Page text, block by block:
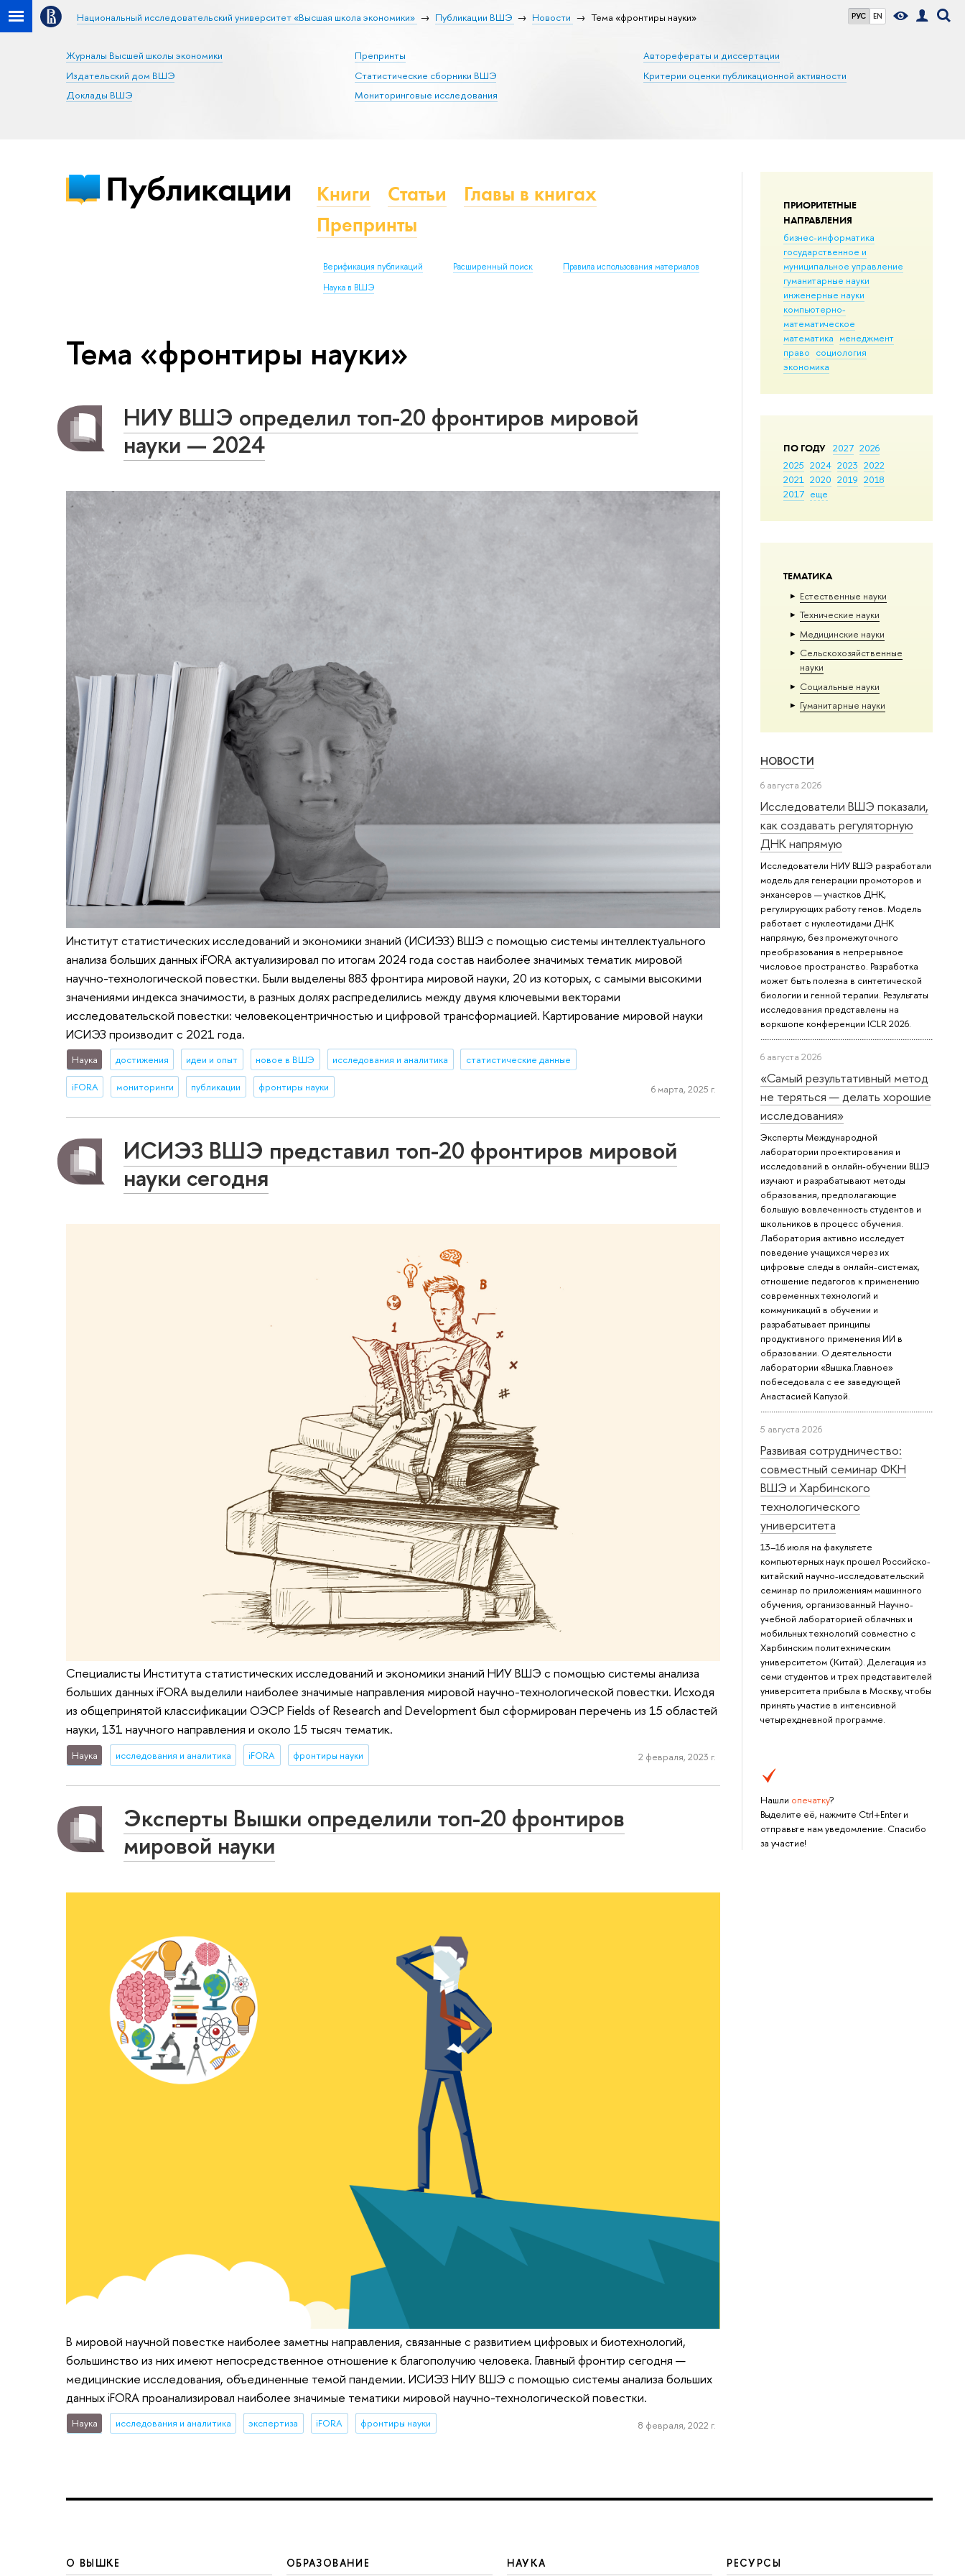
РУС EN
Национальный исследовательский университет «Высшая школа экономики» Публикации ВШЭ Новости Тема «фронтиры науки»
Журналы Высшей школы экономики
Издательский дом ВШЭ
Доклады ВШЭ
Препринты
Статистические сборники ВШЭ
Мониторинговые исследования
Авторефераты и диссертации
Критерии оценки публикационной активности
ПРИОРИТЕТНЫЕ
НАПРАВЛЕНИЯ
бизнес-информатика
государственное и
муниципальное управление
гуманитарные науки
инженерные науки
компьютерно-
математическое
математика менеджмент
право социология
экономика
ПО ГОДУ 2027 2026
2025 2024 2023 2022
2021 2020 2019 2018
2017 еще
ТЕМАТИКА
Естественные науки
Тех­ничес­кие науки
Медицинские науки
Сельскохозяйственные
науки
Социальные науки
Гуманитарные науки
НОВОСТИ
6 августа 2026
Исследователи ВШЭ показали,
как создавать регуляторную
ДНК напрямую
Исследователи НИУ ВШЭ разработали
модель для генерации промоторов и
энхансеров — участков ДНК,
регулирующих работу генов. Модель
работает с нуклеотидами ДНК
напрямую, без промежуточного
преобразования в непрерывное
числовое пространство. Разработка
может быть полезна в синтетической
биологии и генной терапии. Результаты
исследования представлены на
воркшопе конференции ICLR 2026.
6 августа 2026
«Самый результативный метод
не теряться — делать хорошие
исследования»
Эксперты Международной
лаборатории проектирования и
исследований в онлайн-обучении ВШЭ
изучают и разрабатывают методы
образования, предполагающие
большую вовлеченность студентов и
школьников в процесс обучения.
Лаборатория активно исследует
поведение учащихся через их
цифровые следы в онлайн-системах,
отношение педагогов к применению
современных технологий и
коммуникаций в обучении и
разрабатывает принципы
продуктивного применения ИИ в
образовании. О деятельности
лаборатории «Вышка.Главное»
побеседовала с ее заведующей
Анастасией Капузой.
5 августа 2026
Развивая сотрудничество:
совместный семинар ФКН
ВШЭ и Харбинского
технологического
университета
13–16 июля на факультете
компьютерных наук прошел Российско-
китайский научно-исследовательский
семинар по приложениям машинного
обучения, организованный Научно-
учебной лабораторией облачных и
мобильных технологий совместно с
Харбинским политехническим
университетом (Китай). Делегация из
семи студентов и трех представителей
университета прибыла в Москву, чтобы
принять участие в интенсивной
четырехдневной программе.
Нашли опечатку?
Выделите её, нажмите Ctrl+Enter и
отправьте нам уведомление. Спасибо
за участие!
Публикации Книги Статьи
Главы в книгах
Препринты
Верификация публикаций Расширенный поиск
Правила использования материалов
Наука в ВШЭ
Тема «фронтиры науки»
НИУ ВШЭ определил топ-20 фронтиров мировой
науки — 2024
Институт статистических исследований и экономики знаний (ИСИЭЗ) ВШЭ с помощью системы интеллектуального
анализа больших данных iFORA актуализировал по итогам 2024 года состав наиболее значимых тематик мировой
научно-технологической повестки. Были выделены 883 фронтира мировой науки, 20 из которых, с самыми высокими
значениями индекса значимости, в разных долях распределились между двумя ключевыми векторами
исследовательской повестки: человекоцентричностью и цифровой трансформацией. Картирование мировой науки
ИСИЭЗ производит с 2021 года.
Наука достижения идеи и опыт новое в ВШЭ исследования и аналитика статистические данные
iFORA мониторинги публикации фронтиры науки 6 марта, 2025 г.
ИСИЭЗ ВШЭ представил топ-20 фронтиров мировой
науки сегодня
Специалисты Института статистических исследований и экономики знаний НИУ ВШЭ с помощью системы анализа
больших данных iFORA выделили наиболее значимые направления мировой научно-технологической повестки. Исходя
из общепринятой классификации ОЭСР Fields of Research and Development был сформирован перечень из 15 областей
науки, 131 научного направления и около 15 тысяч тематик.
Наука исследования и аналитика iFORA фронтиры науки 2 февраля, 2023 г.
Эксперты Вышки определили топ-20 фронтиров
мировой науки
В мировой научной повестке наиболее заметны направления, связанные с развитием цифровых и биотехнологий,
большинство из них имеют непосредственное отношение к благополучию человека. Главный фронтир сегодня —
медицинские исследования, объединенные темой пандемии. ИСИЭЗ НИУ ВШЭ с помощью системы анализа больших
данных iFORA проанализировал наиболее значимые тематики мировой научно-технологической повестки.
Наука исследования и аналитика экспертиза iFORA фронтиры науки 8 февраля, 2022 г.
О ВЫШКЕ ОБРАЗОВАНИЕ НАУКА РЕСУРСЫ